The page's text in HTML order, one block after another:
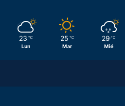
23 ℃
Lun
25 ℃
Mar
29 ℃
Mié